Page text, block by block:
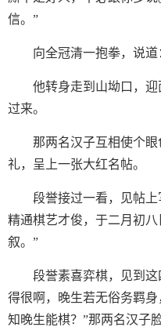
信。”
向全冠清一抱拳，说
他转身走到山坳口，
过来。
那两名汉子互相使个
礼，呈上一张大红名帖。
段誉接过一看，见帖
精通棋艺才俊，于二月初
叙。”
段誉素喜弈棋，见到
得很啊，晚生若无俗务羁
知晚生能棋？”那两名汉子